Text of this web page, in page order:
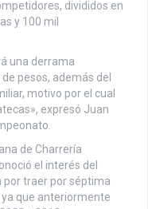
divididos en
y 100 mil
una derrama
pesos, además del
motivo por el cual
expresó Juan
de Charrería
el interés del
por traer por séptima
que anteriormente